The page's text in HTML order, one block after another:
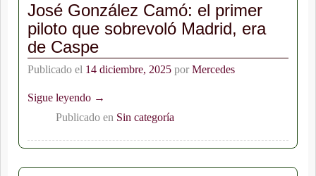
José González Camó: el primer
piloto que sobrevoló Madrid, era
de Caspe
Publicado el 14 diciembre, 2025 por Mercedes
Sigue leyendo →
Publicado en Sin categoría